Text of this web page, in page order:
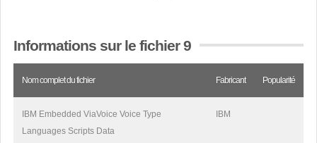
Informations sur le fichier 9
Nom complet du fichier Fabricant Popularité
IBM Embedded ViaVoice Voice Type
Languages Scripts Data
IBM